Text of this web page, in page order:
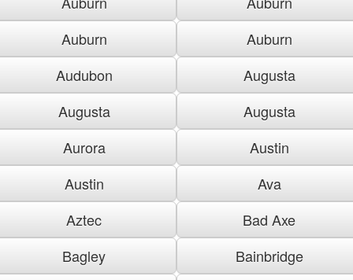
Auburn
Auburn
Audubon
Augusta
Augusta
Augusta
Aurora
Austin
Austin
Ava
Aztec
Bad Axe
Bagley
Bainbridge